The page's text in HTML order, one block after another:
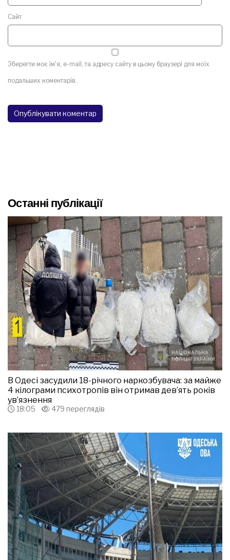
Сайт
Зберегти моє ім'я, e-mail, та адресу сайту в цьому браузері для моїх
подальших коментарів.
Останні публікації
В Одесі засудили 18-річного наркозбувача: за майже
4 кілограми психотропів він отримав дев’ять років
ув’язнення
18:05 479 переглядів